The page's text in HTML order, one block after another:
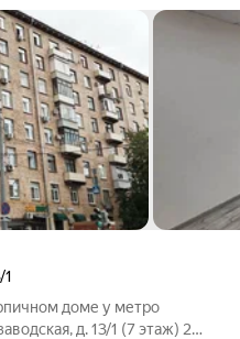
1
доме у метро